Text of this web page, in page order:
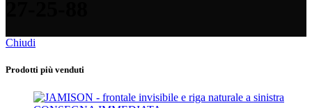
Chiudi
Prodotti più venduti